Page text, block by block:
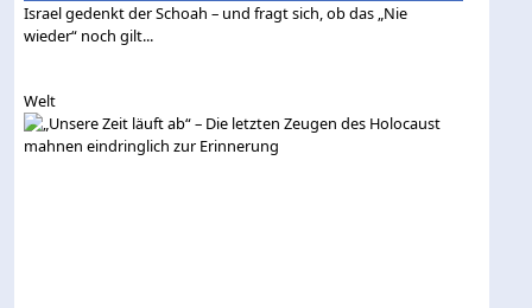
Israel gedenkt der Schoah – und fragt sich, ob das „Nie
wieder“ noch gilt...
Welt